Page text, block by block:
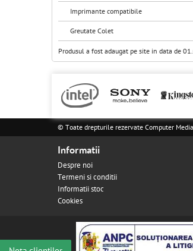
Imprimante compatibile
Greutate Colet
Produsul a fost adaugat pe site in data de
© Toate drepturile rezervate Computer
Informatii
Despre noi
Termeni si conditii
Informatii stoc
Cookies